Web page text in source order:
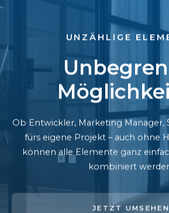
UNZÄHLIGE
Ob Entwickler, Marketing Manager,
fürs eigene Projekt – auch ohne
können alle Elemente ganz
kombiniert
JETZT UMSEHEN